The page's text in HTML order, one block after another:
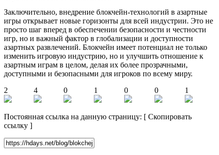
Заключительно, внедрение блокчейн-технологий в азартные
игры открывает новые горизонты для всей индустрии. Это не
просто шаг вперед в обеспечении безопасности и честности
игр, но и важный фактор в глобализации и доступности
азартных развлечений. Блокчейн имеет потенциал не только
изменить игровую индустрию, но и улучшить отношение к
азартным играм в целом, делая их более прозрачными,
доступными и безопасными для игроков по всему миру.
2
4 0 1 0 0 1
Постоянная ссылка на данную страницу: [ Скопировать
ссылку ]